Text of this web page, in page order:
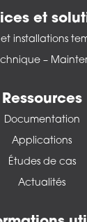
et
installations
–
Ressources
Documentation
Applications
Études de cas
Actualités